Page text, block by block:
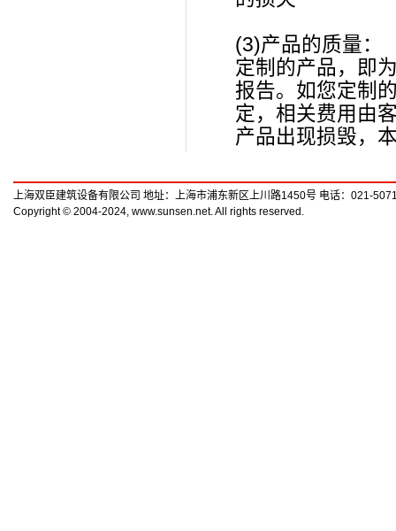
(3)产品的质量：
定制的产品，即
报告。如您定制
定，相关费用由
产品出现损毁，
上海双臣建筑设备有限公司 地址：上海市浦东新区上川路1450号 电话：021-
Copyright © 2004-2024, www.sunsen.net. All rights reserved.